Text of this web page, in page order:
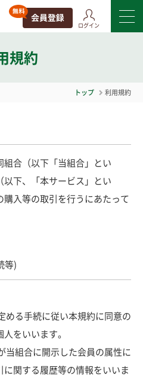
ログイン
規約
トップ 利用規約
組合（以下「当組合」とい
下、「本サービス」とい
入等の取引を行うにあたって
等)
める手続に従い本規約に同意の
をいいます。
当組合に開示した会員の属性に
関する履歴等の情報をいいま